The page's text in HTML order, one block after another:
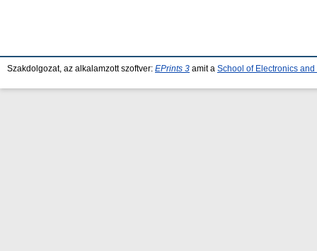
Szakdolgozat, az alkalamzott szoftver: EPrints 3 amit a School of Electronics